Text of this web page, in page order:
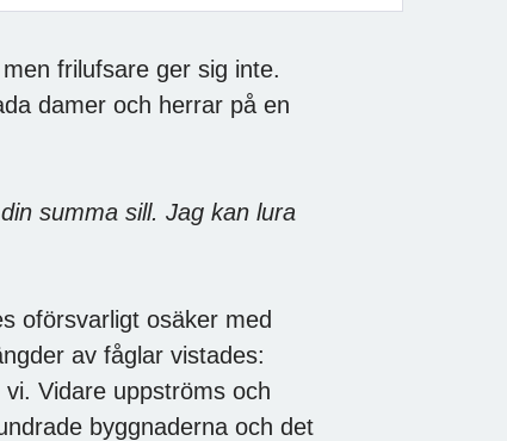
frilufsare ger sig inte.
damer och herrar på en
summa sill. Jag kan lura
oförsvarligt osäker med
av fåglar vistades:
Vidare uppströms och
byggnaderna och det